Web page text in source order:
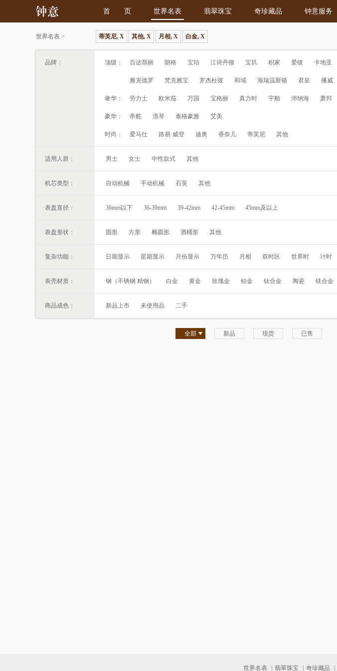
首 页 世界名表 翡翠珠宝 奇珍藏品 钟意服务
世界名表 > 蒂芙尼, X 其他, X 月相, X 白金, X
品牌： 顶级： 百达翡丽 朗格 宝珀 江诗丹顿 宝玑 积家 爱彼 卡地亚
雅克德罗 梵克雅宝 罗杰杜彼 和域 海瑞温斯顿 君皇 播威
奢华： 劳力士 欧米茄 万国 宝格丽 真力时 宇舶 沛纳海 萧邦
豪华： 帝舵 浪琴 泰格豪雅 艾美
时尚： 爱马仕 路易·威登 迪奥 香奈儿 蒂芙尼 其他
适用人群： 男士 女士 中性款式 其他
机芯类型： 自动机械 手动机械 石英 其他
表盘直径： 36mm以下 36-39mm 39-42mm 42-45mm 45mm及以上
表盘形状： 圆形 方形 椭圆形 酒桶形 其他
复杂功能： 日期显示 星期显示 月份显示 万年历 月相 双时区 世界时 计时
表壳材质： 钢（不锈钢 精钢） 白金 黄金 玫瑰金 铂金 钛合金 陶瓷 镁合金
商品成色： 新品上市 未使用品 二手
全部 新品 现货 已售
世界名表 翡翠珠宝 奇珍藏品